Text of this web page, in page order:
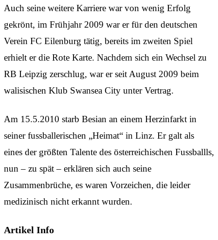
Auch seine weitere Karriere war von wenig Erfolg
gekrönt, im Frühjahr 2009 war er für den deutschen
Verein FC Eilenburg tätig, bereits im zweiten Spiel
erhielt er die Rote Karte. Nachdem sich ein Wechsel zu
RB Leipzig zerschlug, war er seit August 2009 beim
walisischen Klub Swansea City unter Vertrag.
Am 15.5.2010 starb Besian an einem Herzinfarkt in
seiner fussballerischen „Heimat“ in Linz. Er galt als
eines der größten Talente des österreichischen Fussballls,
nun – zu spät – erklären sich auch seine
Zusammenbrüche, es waren Vorzeichen, die leider
medizinisch nicht erkannt wurden.
Artikel Info